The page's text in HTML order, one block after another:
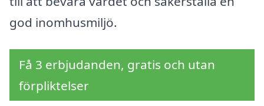
god inomhusmiljö.
Få 3 erbjudanden, gratis och utan
förpliktelser